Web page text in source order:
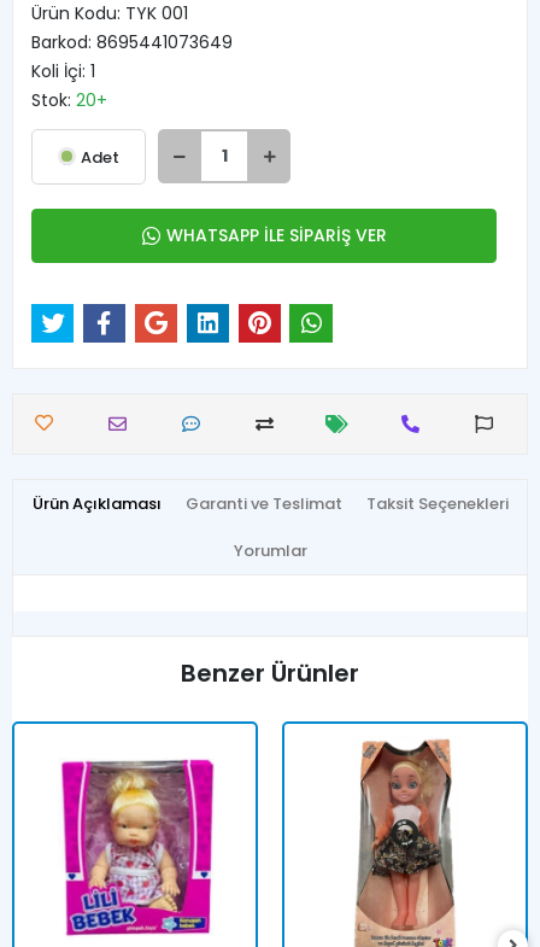
Ürün Kodu: TYK 001
Barkod: 8695441073649
Koli İçi: 1
Stok: 20+
Adet
WHATSAPP İLE SİPARİŞ VER
Ürün Açıklaması Garanti ve Teslimat Taksit Seçenekleri
Yorumlar
Benzer Ürünler